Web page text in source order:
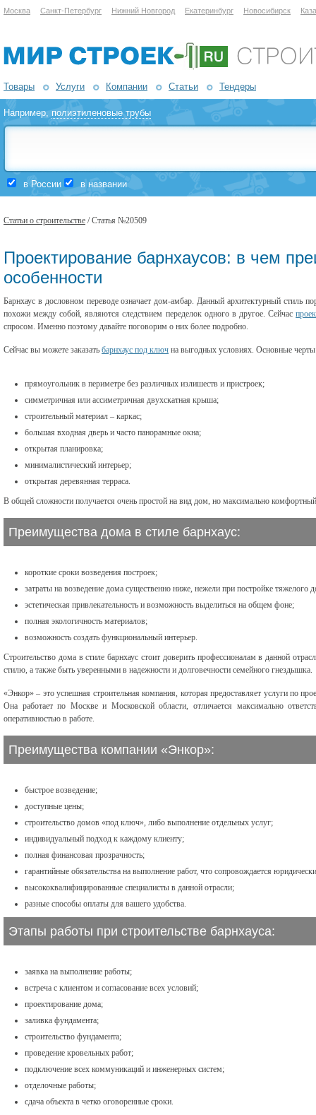
Москва Санкт-Петербург Нижний Новгород Екатеринбург Новосибирск
Товары Услуги Компании Статьи Тендеры
Например,полиэтиленовые трубы
в России в названии
Статьи о строительстве / Статья №20509
Проектирование барнхаусов: в чем
особенности
Барнхаус в дословном переводе означает дом-амбар. Данный архитектурный стиль
похожи между собой, являются следствием переделок одного в другое. Сейчас
спросом. Именно поэтому давайте поговорим о них более подробно.
Сейчас вы можете заказать барнхаус под ключ на выгодных условиях. Основные черты
прямоугольник в периметре без различных излишеств и пристроек;
симметричная или ассиметричная двухскатная крыша;
строительный материал – каркас;
большая входная дверь и часто панорамные окна;
открытая планировка;
минималистический интерьер;
открытая деревянная терраса.
В общей сложности получается очень простой на вид дом, но максимально
Преимущества дома в стиле барнхаус:
короткие сроки возведения построек;
затраты на возведение дома существенно ниже, нежели при постройке тяжелого
эстетическая привлекательность и возможность выделиться на общем фоне;
полная экологичность материалов;
возможность создать функциональный интерьер.
Строительство дома в стиле барнхаус стоит доверить профессионалам в данной
стилю, а также быть уверенными в надежности и долговечности семейного гнездышка.
«Энкор» – это успешная строительная компания, которая предоставляет услуги по
Она работает по Москве и Московской области, отличается максимально
оперативностью в работе.
Преимущества компании «Энкор»:
быстрое возведение;
доступные цены;
строительство домов «под ключ», либо выполнение отдельных услуг;
индивидуальный подход к каждому клиенту;
полная финансовая прозрачность;
гарантийные обязательства на выполнение работ, что сопровождается
высококвалифицированные специалисты в данной отрасли;
разные способы оплаты для вашего удобства.
Этапы работы при строительстве барнхауса:
заявка на выполнение работы;
встреча с клиентом и согласование всех условий;
проектирование дома;
заливка фундамента;
строительство фундамента;
проведение кровельных работ;
подключение всех коммуникаций и инженерных систем;
отделочные работы;
сдача объекта в четко оговоренные сроки.